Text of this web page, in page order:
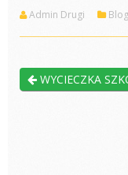
Admin Drugi Blog
WYCIECZKA